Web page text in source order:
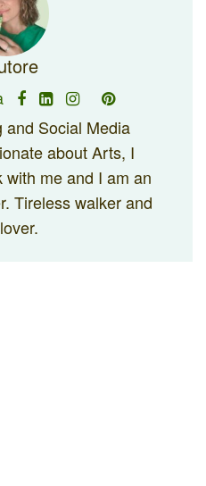
and Social Media
about Arts, I
me and I am an
Tireless walker and